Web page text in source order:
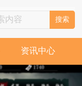
搜索
资讯中心